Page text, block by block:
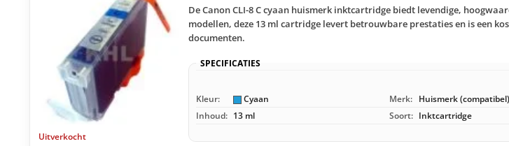
Uitverkocht
De Canon CLI-8 C cyaan huismerk inktcartridge biedt levendige,
modellen, deze 13 ml cartridge levert betrouwbare prestaties en is een
documenten.
SPECIFICATIES
Kleur: Cyaan Merk: Huismerk (compatibel)
Inhoud: 13 ml Soort: Inktcartridge